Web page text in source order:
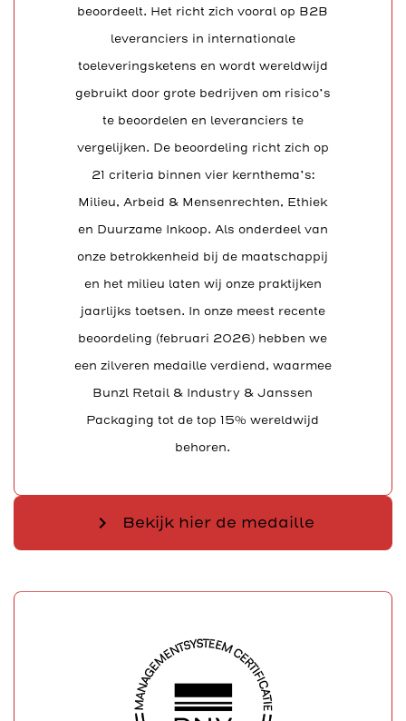
beoordeelt. Het richt zich vooral op B2B
leveranciers in internationale
toeleveringsketens en wordt wereldwijd
gebruikt door grote bedrijven om risico’s
te beoordelen en leveranciers te
vergelijken. De beoordeling richt zich op
21 criteria binnen vier kernthema’s:
Milieu, Arbeid & Mensenrechten, Ethiek
en Duurzame Inkoop. Als onderdeel van
onze betrokkenheid bij de maatschappij
en het milieu laten wij onze praktijken
jaarlijks toetsen. In onze meest recente
beoordeling (februari 2026) hebben we
een zilveren medaille verdiend, waarmee
Bunzl Retail & Industry & Janssen
Packaging tot de top 15% wereldwijd
behoren.
chevron_right Bekijk hier de medaille